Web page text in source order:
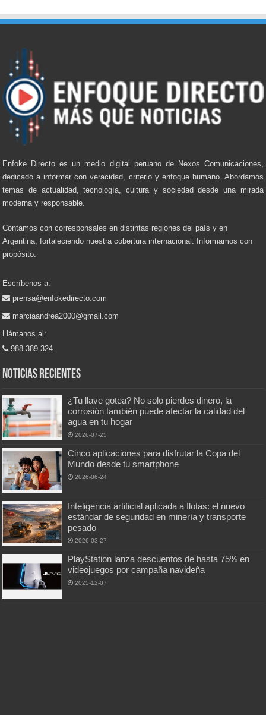
Enfoke Directo es un medio digital peruano de Nexos Comunicaciones,
dedicado a informar con veracidad, criterio y enfoque humano. Abordamos
temas de actualidad, tecnología, cultura y sociedad desde una mirada
moderna y responsable.
Contamos con corresponsales en distintas regiones del país y en
Argentina, fortaleciendo nuestra cobertura internacional. Informamos con
propósito.
Escríbenos a:
prensa@enfokedirecto.com
marciaandrea2000@gmail.com
Llámanos al:
988 389 324
Noticias recientes
¿Tu llave gotea? No solo pierdes dinero, la
corrosión también puede afectar la calidad del
agua en tu hogar
2026-07-25
Cinco aplicaciones para disfrutar la Copa del
Mundo desde tu smartphone
2026-06-24
Inteligencia artificial aplicada a flotas: el nuevo
estándar de seguridad en minería y transporte
pesado
2026-03-27
PlayStation lanza descuentos de hasta 75% en
videojuegos por campaña navideña
2025-12-07